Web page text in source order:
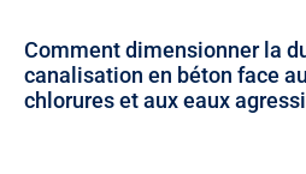
Comment dimensionner la
canalisation en béton face
chlorures et aux eaux